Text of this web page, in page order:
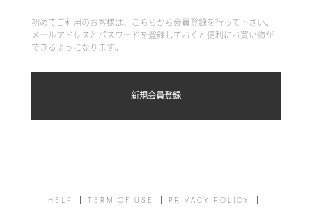
初めてご利用のお客様は、こちらから会員登録を行って下さい。
メールアドレスとパスワードを登録しておくと便利にお買い物が
できるようになります。
HELP TERM OF USE PRIVACY POLICY